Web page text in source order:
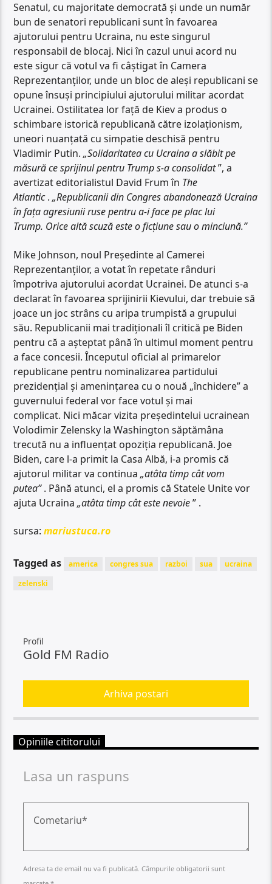
Senatul, cu majoritate democrată și unde un număr
bun de senatori republicani sunt în favoarea
ajutorului pentru Ucraina, nu este singurul
responsabil de blocaj. Nici în cazul unui acord nu
este sigur că votul va fi câștigat în Camera
Reprezentanților, unde un bloc de aleși republicani se
opune însuși principiului ajutorului militar acordat
Ucrainei. Ostilitatea lor față de Kiev a produs o
schimbare istorică republicană către izolaționism,
uneori nuanțată cu simpatie deschisă pentru
Vladimir Putin.„Solidaritatea cu Ucraina a slăbit pe
măsură ce sprijinul pentru Trump s-a consolidat”, a
avertizat editorialistul David Frum în The
Atlantic.„Republicanii din Congres abandonează Ucraina
în fața agresiunii ruse pentru a-i face pe plac lui
Trump. Orice altă scuză este o ficțiune sau o minciună.”
Mike Johnson, noul Președinte al Camerei
Reprezentanților, a votat în repetate rânduri
împotriva ajutorului acordat Ucrainei. De atunci s-a
declarat în favoarea sprijinirii Kievului, dar trebuie să
joace un joc strâns cu aripa trumpistă a grupului
său. Republicanii mai tradiționali îl critică pe Biden
pentru că a așteptat până în ultimul moment pentru
a face concesii. Începutul oficial al primarelor
republicane pentru nominalizarea partidului
prezidențial și amenințarea cu o nouă „închidere” a
guvernului federal vor face votul și mai
complicat. Nici măcar vizita președintelui ucrainean
Volodimir Zelensky la Washington săptămâna
trecută nu a influențat opoziția republicană. Joe
Biden, care l-a primit la Casa Albă, i-a promis că
ajutorul militar va continua„atâta timp cât vom
putea”. Până atunci, el a promis că Statele Unite vor
ajuta Ucraina„atâta timp cât este nevoie” .
sursa:mariustuca.ro
Tagged as america congres sua razboi sua
ucraina
zelenski
Profil
Gold FM Radio
Arhiva postari
Opiniile cititorului
Lasa un raspuns
Adresa ta de email nu va fi publicată. Câmpurile obligatorii sunt